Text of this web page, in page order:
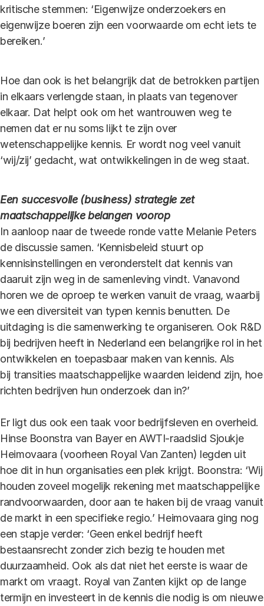
kritische stemmen: ‘Eigenwijze onderzoekers en
eigenwijze boeren zijn een voorwaarde om echt iets te
bereiken.’
Hoe dan ook is het belangrijk dat de betrokken partijen
in elkaars verlengde staan, in plaats van tegenover
elkaar. Dat helpt ook om het wantrouwen weg te
nemen dat er nu soms lijkt te zijn over
wetenschappelijke kennis. Er wordt nog veel vanuit
‘wij/zij’ gedacht, wat ontwikkelingen in de weg staat.
Een succesvolle (business) strategie zet
maatschappelijke belangen voorop
In aanloop naar de tweede ronde vatte Melanie Peters
de discussie samen. ‘Kennisbeleid stuurt op
kennisinstellingen en veronderstelt dat kennis van
daaruit zijn weg in de samenleving vindt. Vanavond
horen we de oproep te werken vanuit de vraag, waarbij
we een diversiteit van typen kennis benutten. De
uitdaging is die samenwerking te organiseren. Ook R&D
bij bedrijven heeft in Nederland een belangrijke rol in het
ontwikkelen en toepasbaar maken van kennis. Als
bij transities maatschappelijke waarden leidend zijn, hoe
richten bedrijven hun onderzoek dan in?’
Er ligt dus ook een taak voor bedrijfsleven en overheid.
Hinse Boonstra van Bayer en AWTI-raadslid Sjoukje
Heimovaara (voorheen Royal Van Zanten) legden uit
hoe dit in hun organisaties een plek krijgt. Boonstra: ‘Wij
houden zoveel mogelijk rekening met maatschappelijke
randvoorwaarden, door aan te haken bij de vraag vanuit
de markt in een specifieke regio.’ Heimovaara ging nog
een stapje verder: ‘Geen enkel bedrijf heeft
bestaansrecht zonder zich bezig te houden met
duurzaamheid. Ook als dat niet het eerste is waar de
markt om vraagt. Royal van Zanten kijkt op de lange
termijn en investeert in de kennis die nodig is om nieuwe